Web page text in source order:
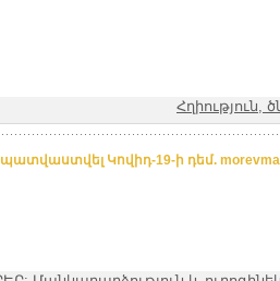
Հղիություն,
Կովիդ-19-ի դեմ.